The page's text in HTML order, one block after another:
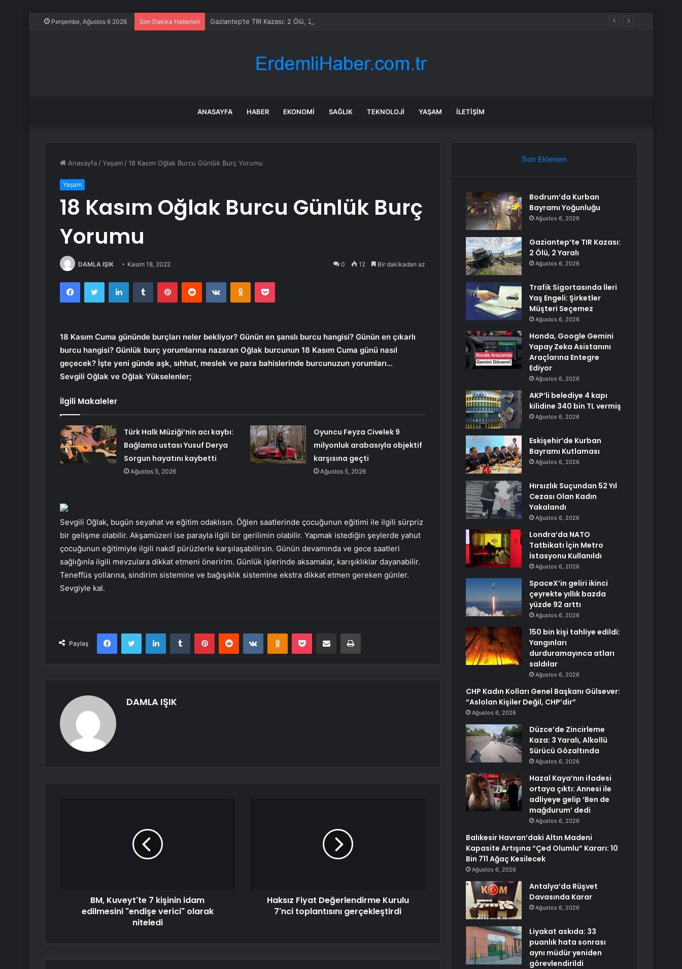
Perşembe, Ağustos 6 2026 Son Dakika Haberleri Gaziantep’te TIR Kazası: 2 Ölü, 2 Yaralı
ANASAYFA HABER EKONOMI SAĞLIK TEKNOLOJI YAŞAM İLETIŞIM
Anasayfa /Yaşam /18 Kasım Oğlak Burcu Günlük Burç Yorumu
Yaşam
18 Kasım Oğlak Burcu Günlük Burç
Yorumu
DAMLA IŞIK Kasım 18, 2022 0 12 Bir dakikadan az
FacebookTwitter LinkedInTumblr PinterestReddit VKontakteOdnoklassniki
Pocket
18 Kasım Cuma gününde burçları neler bekliyor? Günün en şanslı burcu hangisi? Günün en çıkarlı
burcu hangisi? Günlük burç yorumlarına nazaran Oğlak burcunun 18 Kasım Cuma günü nasıl
geçecek? İşte yeni günde aşk, sıhhat, meslek ve para bahislerinde burcunuzun yorumları…
Sevgili Oğlak ve Oğlak Yükselenler;
İlgili Makaleler
Türk Halk Müziği’nin acı kaybı:
Bağlama ustası Yusuf Derya
Sorgun hayatını kaybetti
Ağustos 5, 2026
Oyuncu Feyza Civelek 9
milyonluk arabasıyla objektif
karşısına geçti
Ağustos 5, 2026
Sevgili Oğlak, bugün seyahat ve eğitim odaklısın. Öğlen saatlerinde çocuğunun eğitimi ile ilgili sürpriz
bir gelişme olabilir. Akşamüzeri ise parayla ilgili bir gerilimin olabilir. Yapmak istediğin şeylerde yahut
çocuğunun eğitimiyle ilgili nakdî pürüzlerle karşılaşabilirsin. Günün devamında ve gece saatleri
sağlığınla ilgili mevzulara dikkat etmeni öneririm. Günlük işlerinde aksamalar, karışıklıklar dayanabilir.
Teneffüs yollarına, sindirim sistemine ve bağışıklık sistemine ekstra dikkat etmen gereken günler.
Sevgiyle kal.
Paylaş
FacebookTwitter LinkedInTumblr PinterestReddit VKontakteOdnoklassniki
Pocket E-Posta ile paylaş Yazdır
DAMLA IŞIK
BM, Kuveyt'te 7 kişinin idam
edilmesini "endişe verici" olarak
niteledi
Haksız Fiyat Değerlendirme Kurulu
7'nci toplantısını gerçekleştirdi
Son Eklenen
Bodrum’da Kurban
Bayramı Yoğunluğu
Ağustos 6, 2026
Gaziantep’te TIR Kazası:
2 Ölü, 2 Yaralı
Ağustos 6, 2026
Trafik Sigortasında İleri
Yaş Engeli: Şirketler
Müşteri Seçemez
Ağustos 6, 2026
Honda, Google Gemini
Yapay Zeka Asistanını
Araçlarına Entegre
Ediyor
Ağustos 6, 2026
AKP’li belediye 4 kapı
kilidine 340 bin TL vermiş
Ağustos 6, 2026
Eskişehir’de Kurban
Bayramı Kutlaması
Ağustos 6, 2026
Hırsızlık Suçundan 52 Yıl
Cezası Olan Kadın
Yakalandı
Ağustos 6, 2026
Londra’da NATO
Tatbikatı İçin Metro
İstasyonu Kullanıldı
Ağustos 6, 2026
SpaceX’in geliri ikinci
çeyrekte yıllık bazda
yüzde 92 arttı
Ağustos 6, 2026
150 bin kişi tahliye edildi:
Yangınları
durduramayınca atları
saldılar
Ağustos 6, 2026
CHP Kadın Kolları Genel Başkanı Gülsever:
“Aslolan Kişiler Değil, CHP’dir”
Ağustos 6, 2026
Düzce’de Zincirleme
Kaza: 3 Yaralı, Alkollü
Sürücü Gözaltında
Ağustos 6, 2026
Hazal Kaya’nın ifadesi
ortaya çıktı: Annesi ile
adliyeye gelip ‘Ben de
mağdurum’ dedi
Ağustos 6, 2026
Balıkesir Havran’daki Altın Madeni
Kapasite Artışına “Çed Olumlu” Kararı: 10
Bin 711 Ağaç Kesilecek
Ağustos 6, 2026
Antalya’da Rüşvet
Davasında Karar
Ağustos 6, 2026
Liyakat askıda: 33
puanlık hata sonrası
aynı müdür yeniden
görevlendirildi